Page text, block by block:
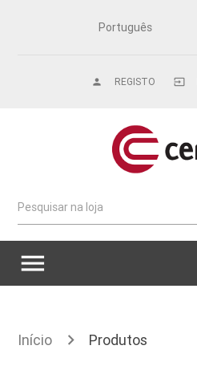
REGISTO
person input
Pesquisar na loja
menu
Início Produtos